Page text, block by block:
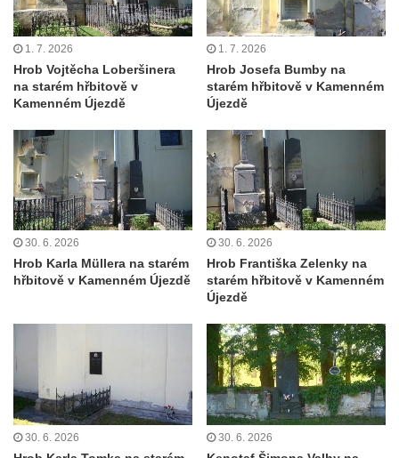
hřbitově v Rychnově u Jablonce nad Nisou
Pomník pracovního nasazení vězňů
koncentračního tábora v Tovární ulici v
Rychnově u Jablonce nad Nisou
u Pěnčína
Kenotaf Emila Posselta na hřbitově v
Krásné u Pěnčína
Kenotaf Edmunda Andera na hřbitově v
Krásné u Pěnčína
Hřbitovní kaple rodiny Fiedler na hřbitově v
Pomník obětem 2. světové války na hřbitově
v Teplicích nad Metují
Hrob Waltera Hilleho na hřbitově ve Vlčí
Hoře
1. 7. 2026
Hrob Vojtěcha Loberšinera
na starém hřbitově v
Kamenném Újezdě
1. 7. 2026
Hrob Josefa Bumby na
starém hřbitově v Kamenném
Újezdě
30. 6. 2026
Hrob Karla Müllera na starém
hřbitově v Kamenném Újezdě
30. 6. 2026
Hrob Františka Zelenky na
starém hřbitově v Kamenném
Újezdě
30. 6. 2026 30. 6. 2026